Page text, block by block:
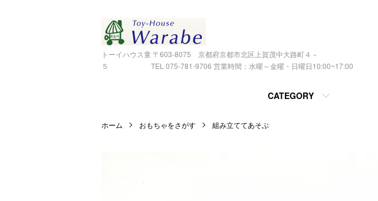
トーイハウス童 〒603-8075 京都府京都市北区上賀茂中大路町４－
５ TEL 075-781-9706 営業時間：水曜～金曜・日曜日10:00~17:00
CATEGORY
ホーム おもちゃをさがす 組み立ててあそぶ